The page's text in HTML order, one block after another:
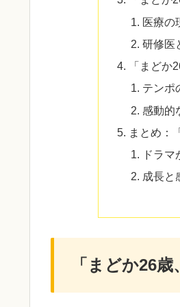
医療の
研修医
「まど
テンポ
感動的
まとめ：
ドラ
成長と
「まどか26